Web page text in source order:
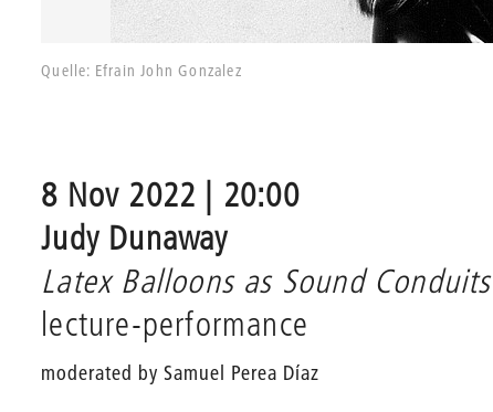
Quelle: Efrain John Gonzalez
8 Nov 2022 | 20:00
Judy Dunaway
Latex Balloons as Sound Conduits
lecture-performance
moderated by Samuel Perea Díaz